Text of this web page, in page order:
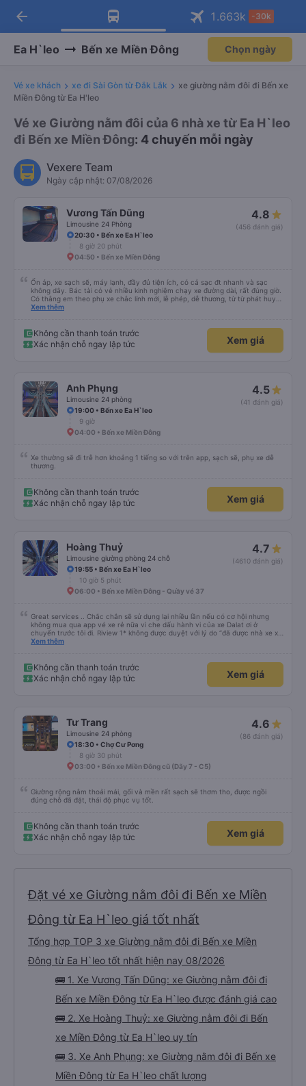
Tải app Vexere ngay!
Nhận ưu đãi thành viên độc
Mở app
Tải app Vexere
-30k/ghế khi đặt vé máy bay qua
Mở app
arrow_back 1.663k -30k
Ea H`leo Bến xe Miền Đông Chọn ngày
Vé xe khách xe đi Sài Gòn từ Đắk Lắk
xe giường nằm đôi đi Bến xe
Miền Đông từ Ea H'leo
Vé xe Giường nằm đôi của 6 nhà xe từ Ea H`leo
đi Bến xe Miền Đông: 4 chuyến mỗi ngày
Vexere Team
Ngày cập nhật: 07/08/2026
Vương Tấn Dũng
Limousine 24 Phòng
4.8
(456 đánh giá)
20:30 • Bến xe Ea H`leo
8 giờ 20 phút
04:50 • Bến xe Miền Đông
Ổn áp, xe sạch sẽ, máy lạnh, đầy đủ tiện ích, có cả sạc đt nhanh và sạc
không dây. Bác tài có vẻ nhiều kinh nghiệm chạy xe đường dài, rất đúng giờ.
Có thằng em theo phụ xe chắc lính mới, lễ phép, dễ thương, từ từ phát huy
nhé em trai. 😊
Xem thêm
Không cần thanh toán trước
Xác nhận chỗ ngay lập tức
Xem giá
Anh Phụng
Limousine 24 phòng
4.5
(41 đánh giá)
19:00 • Bến xe Ea H`leo
9 giờ
04:00 • Bến xe Miền Đông
Xe thường sẽ đi trễ hơn khoảng 1 tiếng so với trên app, sạch sẽ, phụ xe dễ
thương.
Không cần thanh toán trước
Xác nhận chỗ ngay lập tức
Xem giá
Hoàng Thuỷ
Limousine giường phòng 24 chỗ
4.7
(4610 đánh giá)
19:55 • Bến xe Ea H`leo
10 giờ 5 phút
06:00 • Bến xe Miền Đông - Quầy vé 37
Great services .. Chắc chắn sẽ sử dụng lại nhiều lần nếu có cơ hội nhưng
không mua qua app vé xe rẻ nữa vì che dấu hành vi của xe Dalat ơi ở
chuyến trước tôi đi. Riview 1* không được duyệt với lý do “đã được nhà xe xử
lý với khách hàng” trong khi tôi là khách hàng và trải nghiệm của tôi lại nói là
Chúng tôi cũng sẽ viết bài trên các nền tảng về trải nghiệm của tôi cả về
Dalat lẫn vé xe rẻ. Xin cảm ơn.
Xem thêm
Không cần thanh toán trước
Xác nhận chỗ ngay lập tức
Xem giá
Tư Trang
Limousine 24 phòng
4.6
(86 đánh giá)
18:30 • Chợ Cư Pơng
8 giờ 30 phút
03:00 • Bến xe Miền Đông cũ (Dãy 7 - C5)
Giường rộng nằm thoải mái, gối và mền rất sạch sẽ thơm tho, được ngồi
đúng chỗ đã đặt, thái độ phục vụ tốt.
Không cần thanh toán trước
Xác nhận chỗ ngay lập tức
Xem giá
Đặt vé xe Giường nằm đôi đi Bến xe Miền
Đông từ Ea H`leo giá tốt nhất
Tổng hợp TOP 3 xe Giường nằm đôi đi Bến xe Miền
Đông từ Ea H`leo tốt nhất hiện nay 08/2026
🚌 1. Xe Vương Tấn Dũng: xe Giường nằm đôi đi
Bến xe Miền Đông từ Ea H`leo được đánh giá cao
🚌 2. Xe Hoàng Thuỷ: xe Giường nằm đôi đi Bến
xe Miền Đông từ Ea H`leo uy tín
🚌 3. Xe Anh Phụng: xe Giường nằm đôi đi Bến xe
Miền Đông từ Ea H`leo chất lượng